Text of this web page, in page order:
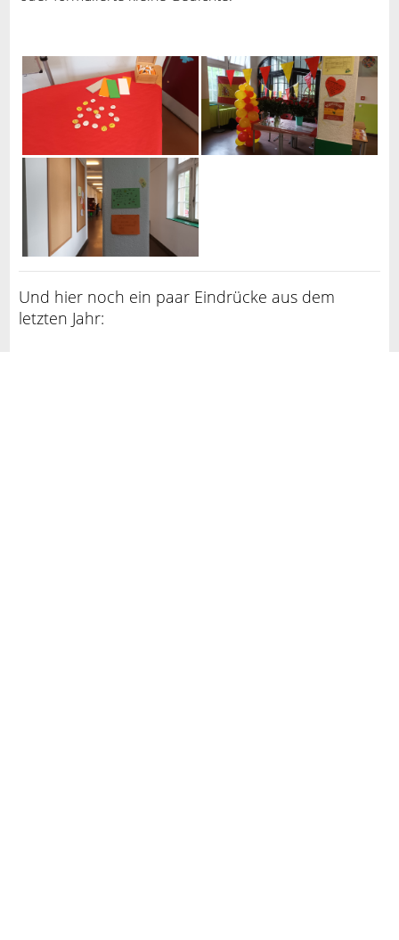
Und hier noch ein paar Eindrücke aus dem
letzten Jahr: